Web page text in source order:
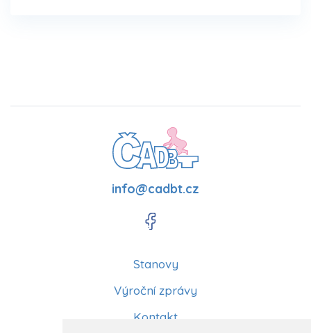
info@cadbt.cz
Stanovy
Výroční zprávy
Kontakt